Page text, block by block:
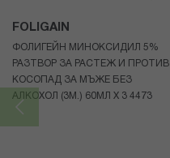
FOLIGAIN
ФОЛИГЕЙН МИНОКСИДИЛ 5%
РАЗТВОР ЗА РАСТЕЖ И ПРОТИВ
КОСОПАД ЗА МЪЖЕ БЕЗ
АЛКОХОЛ (3М.) 60МЛ X 3 4473